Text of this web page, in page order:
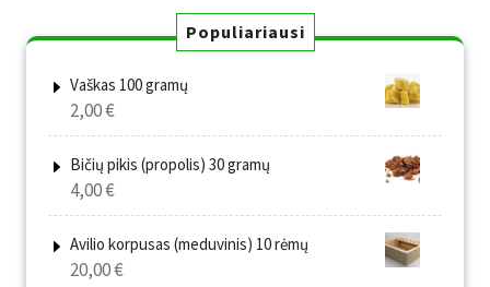
Populiariausi
Vaškas 100 gramų
2,00€
Bičių pikis (propolis) 30 gramų
4,00€
Avilio korpusas (meduvinis) 10 rėmų
20,00€